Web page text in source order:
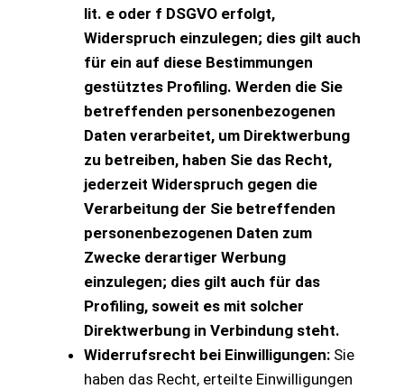
lit. e oder f DSGVO erfolgt,
Widerspruch einzulegen; dies gilt auch
für ein auf diese Bestimmungen
gestütztes Profiling. Werden die Sie
betreffenden personenbezogenen
Daten verarbeitet, um Direktwerbung
zu betreiben, haben Sie das Recht,
jederzeit Widerspruch gegen die
Verarbeitung der Sie betreffenden
personenbezogenen Daten zum
Zwecke derartiger Werbung
einzulegen; dies gilt auch für das
Profiling, soweit es mit solcher
Direktwerbung in Verbindung steht.
Widerrufsrecht bei Einwilligungen: Sie
haben das Recht, erteilte Einwilligungen